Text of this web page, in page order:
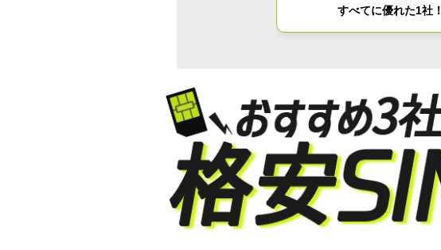
すべてに優れた1社！